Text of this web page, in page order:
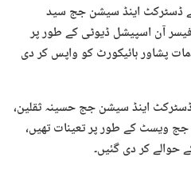
کے مطابق، گریڈ 21 کے ڈسٹرکٹ اینڈ سیشن جج سید
آن اسپیشل ڈیوٹی کے طور پر
پشاور ہائیکورٹ کو واپس کر دی
ایڈیشنل ڈسٹرکٹ اینڈ سیشن جج حسینہ ثقلین،
ویسٹ کے طور پر تعینات تھیں،
حوالے کر دی گئیں۔